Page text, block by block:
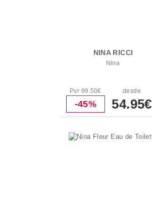
NINA RICCI
Nina
Pvr 99.50€
-45%
desde
54.95€